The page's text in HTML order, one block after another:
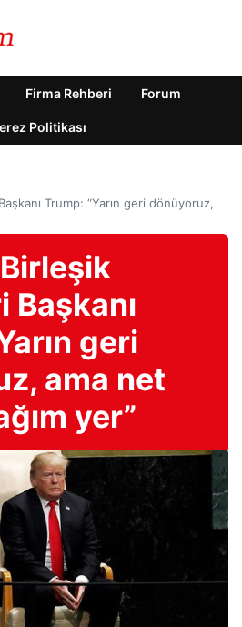
Firma Rehberi Forum
Politikası
Trump: “Yarın geri dönüyoruz,
Başkanı
geri
ama net
yer”